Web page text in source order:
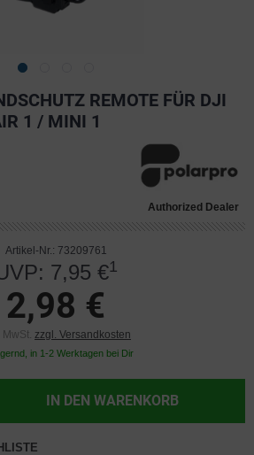
REMOTE FÜR DJI
1 / MINI 1
Authorized Dealer
Artikel-Nr.: 73209761
7,95 €1
2,98 €
MwSt. zzgl. Versandkosten
in 1-2 Werktagen bei Dir
IN DEN WARENKORB